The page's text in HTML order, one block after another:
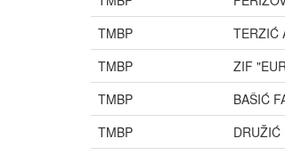
TMBP
TERZIĆ
TMBP
ZIF
TMBP
BAŠIĆ
TMBP
DRUŽIĆ